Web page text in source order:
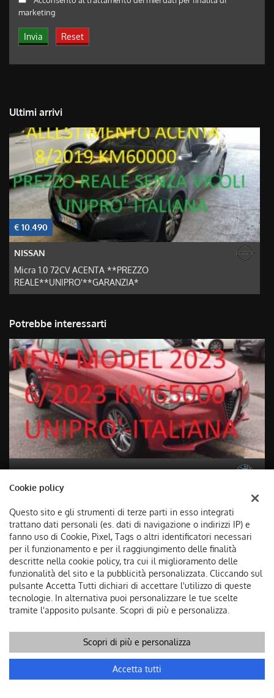
marketing
Contatta un consulente
Ultimi arrivi
€ 10.490
NISSAN
Micra 1.0 72CV ACENTA **PREZZO
REALE**UNIPRO'**GARANZIA*
Potrebbe interessarti
REALE**UNIPRO'*
25.490 €
06/2023
65.000 KM
Diesel
2143 cc
118 KW
Rosso pastello
Cookie policy
Questo sito e gli strumenti di terze parti in esso integrati
trattano dati personali (es. dati di navigazione o indirizzi IP) e
fanno uso di Cookie, Pixel, Tags o altri identificatori necessari
per il funzionamento e per il raggiungimento delle finalità
descritte nella cookie policy, tra cui il miglioramento delle
funzionalità del sito e la pubblicità personalizzata. Cliccando sul
pulsante Accetta Tutti dichiari di accettare l'utilizzo di queste
tecnologie. In alternativa puoi personalizzare le tue scelte
tramite l'apposito pulsante. Scopri di più e personalizza.
Scopri di più e personalizza
Accetta tutti